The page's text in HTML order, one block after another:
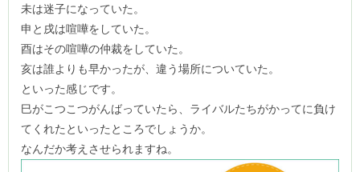
未は迷子になっていた。
申と戌は喧嘩をしていた。
酉はその喧嘩の仲裁をしていた。
亥は誰よりも早かったが、違う場所についていた。
といった感じです。
巳がこつこつがんばっていたら、ライバルたちがかってに負け
てくれたといったところでしょうか。
なんだか考えさせられますね。